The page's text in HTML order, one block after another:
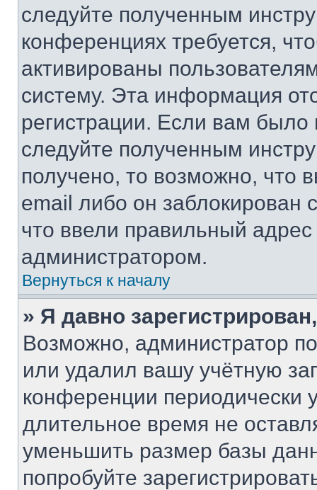
следуйте полученным
конференциях требуется,
активированы
систему. Эта информация
регистрации. Если вам
следуйте полученным
получено, то возможно, что
email либо он
что ввели правильный адрес
администратором.
Вернуться к началу
» Я давно
Возможно, администратор
или удалил вашу учётную
конференции периодически
длительное время не
уменьшить размер базы
попробуйте